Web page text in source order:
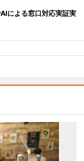
による窓口対応実証実